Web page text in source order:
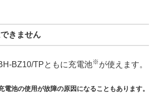
きません
BZ10/TPともに充電池※ が使えます。
池の使用が故障の原因になることもあります。